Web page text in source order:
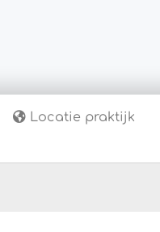
Locatie praktijk